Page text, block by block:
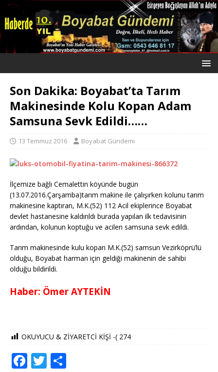
Son Dakika: Boyabat’ta Tarım
Makinesinde Kolu Kopan Adam
Samsuna Sevk Edildi……
13 Temmuz 2016 Boyabat Gündemi
İlçemize bağlı Cemalettin köyünde bugün
(13.07.2016.Çarşamba)tarım makine ile çalışırken kolunu tarım
makinesine kaptıran, M.K.(52) 112 Acil ekiplerince Boyabat
devlet hastanesine kaldırıldı burada yapılan ilk tedavisinin
ardından, kolunun koptuğu ve acilen samsuna sevk edildi.
Tarım makinesinde kulu kopan M.K.(52) samsun Vezirköprü’lü
olduğu, Boyabat harman için geldiği makinenin de sahibi
olduğu bildirildi.
Haber: Ömer AYTEKİN
OKUYUCU & ZİYARETCİ KİŞİ -( 274
F T